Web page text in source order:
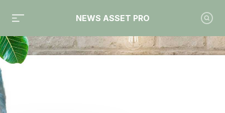
NEWS ASSET PRO
Toute l'actualité sur le tag "Franklin Templeton"